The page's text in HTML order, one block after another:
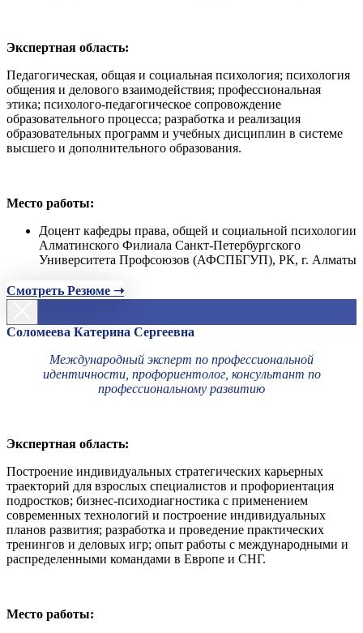
Экспертная область:
Педагогическая, общая и социальная психология; психология
общения и делового взаимодействия; профессиональная
этика; психолого-педагогическое сопровождение
образовательного процесса; разработка и реализация
образовательных программ и учебных дисциплин в системе
высшего и дополнительного образования.
Место работы:
Доцент кафедры права, общей и социальной психологии
Алматинского Филиала Санкт-Петербургского
Университета Профсоюзов (АФСПБГУП), РК, г. Алматы
Смотреть Резюме ➝
Соломеева Катерина Сергеевна
Международный эксперт по профессиональной
идентичности, профориентолог, консультант по
профессиональному развитию
Экспертная область:
Построение индивидуальных стратегических карьерных
траекторий для взрослых специалистов и профориентация
подростков; бизнес-психодиагностика с применением
современных технологий и построение индивидуальных
планов развития; разработка и проведение практических
тренингов и деловых игр; опыт работы с международными и
распределенными командами в Европе и СНГ.
Место работы: